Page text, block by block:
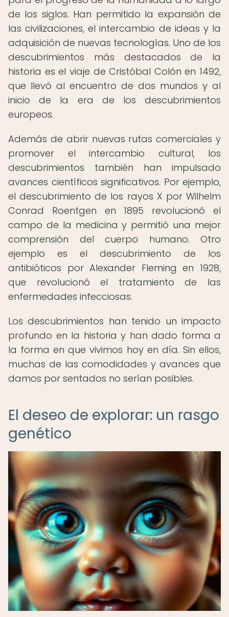
de los siglos. Han permitido la expansión de
las civilizaciones, el intercambio de ideas y la
adquisición de nuevas tecnologías. Uno de los
descubrimientos más destacados de la
historia es el viaje de Cristóbal Colón en 1492,
que llevó al encuentro de dos mundos y al
inicio de la era de los descubrimientos
europeos.
Además de abrir nuevas rutas comerciales y
promover el intercambio cultural, los
descubrimientos también han impulsado
avances científicos significativos. Por ejemplo,
el descubrimiento de los rayos X por Wilhelm
Conrad Roentgen en 1895 revolucionó el
campo de la medicina y permitió una mejor
comprensión del cuerpo humano. Otro
ejemplo es el descubrimiento de los
antibióticos por Alexander Fleming en 1928,
que revolucionó el tratamiento de las
enfermedades infecciosas.
Los descubrimientos han tenido un impacto
profundo en la historia y han dado forma a
la forma en que vivimos hoy en día. Sin ellos,
muchas de las comodidades y avances que
damos por sentados no serían posibles.
El deseo de explorar: un rasgo
genético